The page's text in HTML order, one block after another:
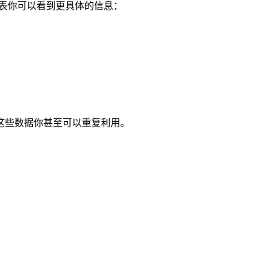
可以看到更具体的信息：
数据你甚至可以重复利用。